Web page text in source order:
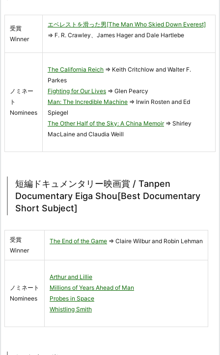
受賞
Winner
エベレストを滑った男[The Man Who Skied Down Everest]
⇒ F. R. Crawley、James Hager and Dale Hartlebe
ノミネー
ト
Nominees
The California Reich ⇒ Keith Critchlow and Walter F.
Parkes
Fighting for Our Lives ⇒ Glen Pearcy
Man: The Incredible Machine ⇒ Irwin Rosten and Ed
Spiegel
The Other Half of the Sky: A China Memoir⇒ Shirley
MacLaine and Claudia Weill
短編ドキュメンタリー映画賞 / Tanpen
Documentary Eiga Shou[Best Documentary
Short Subject]
受賞
Winner
The End of the Game ⇒ Claire Wilbur and Robin Lehman
ノミネート
Nominees
Arthur and Lillie
Millions of Years Ahead of Man
Probes in Space
Whistling Smith